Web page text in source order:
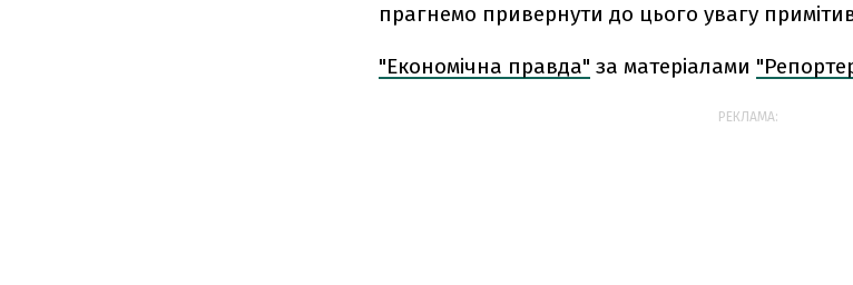
прагнемо привернути до цього увагу
"Економічна правда" за матеріалами
РЕКЛАМА: